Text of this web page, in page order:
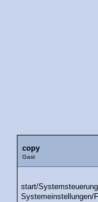
copy
Gast
start/
Systemeinstellungen/